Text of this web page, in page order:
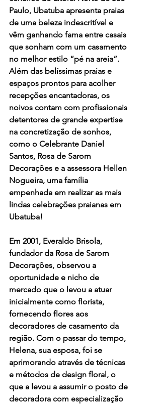
Paulo, Ubatuba apresenta praias
de uma beleza indescritível e
vêm ganhando fama entre casais
que sonham com um casamento
no melhor estilo “pé na areia”.
Além das belíssimas praias e
espaços prontos para acolher
recepções encantadoras, os
noivos contam com profissionais
detentores de grande expertise
na concretização de sonhos,
como o Celebrante Daniel
Santos, Rosa de Sarom
Decorações e a assessora Hellen
Nogueira, uma família
empenhada em realizar as mais
lindas celebrações praianas em
Ubatuba!
Em 2001, Everaldo Brisola,
fundador da Rosa de Sarom
Decorações, observou a
oportunidade e nicho de
mercado que o levou a atuar
inicialmente como florista,
fornecendo flores aos
decoradores de casamento da
região. Com o passar do tempo,
Helena, sua esposa, foi se
aprimorando através de técnicas
e métodos de design floral, o
que a levou a assumir o posto de
decoradora com especialização